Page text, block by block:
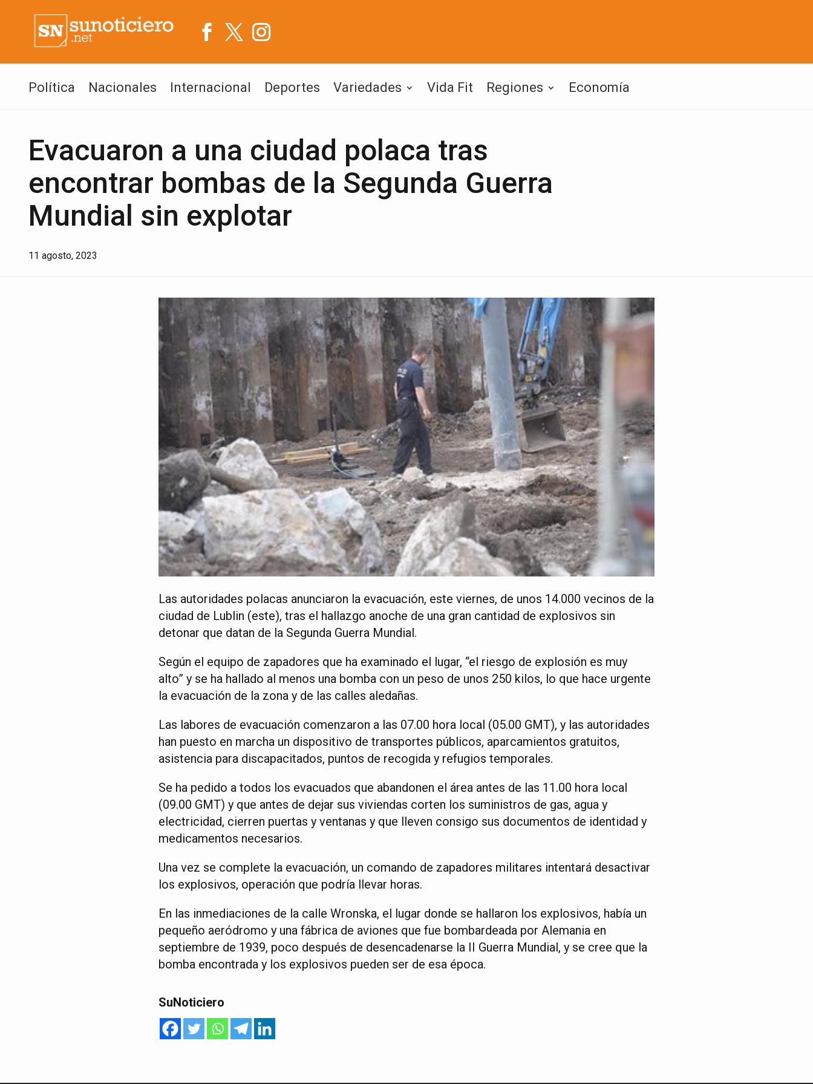
Política Nacionales Internacional Deportes Variedades Vida Fit Regiones Economía
Evacuaron a una ciudad polaca tras
encontrar bombas de la Segunda Guerra
Mundial sin explotar
11 agosto, 2023
Las autoridades polacas anunciaron la evacuación, este viernes, de unos 14.000 vecinos de la
ciudad de Lublin (este), tras el hallazgo anoche de una gran cantidad de explosivos sin
detonar que datan de la Segunda Guerra Mundial.
Según el equipo de zapadores que ha examinado el lugar, “el riesgo de explosión es muy
alto” y se ha hallado al menos una bomba con un peso de unos 250 kilos, lo que hace urgente
la evacuación de la zona y de las calles aledañas.
Las labores de evacuación comenzaron a las 07.00 hora local (05.00 GMT), y las autoridades
han puesto en marcha un dispositivo de transportes públicos, aparcamientos gratuitos,
asistencia para discapacitados, puntos de recogida y refugios temporales.
Se ha pedido a todos los evacuados que abandonen el área antes de las 11.00 hora local
(09.00 GMT) y que antes de dejar sus viviendas corten los suministros de gas, agua y
electricidad, cierren puertas y ventanas y que lleven consigo sus documentos de identidad y
medicamentos necesarios.
Una vez se complete la evacuación, un comando de zapadores militares intentará desactivar
los explosivos, operación que podría llevar horas.
En las inmediaciones de la calle Wronska, el lugar donde se hallaron los explosivos, había un
pequeño aeródromo y una fábrica de aviones que fue bombardeada por Alemania en
septiembre de 1939, poco después de desencadenarse la II Guerra Mundial, y se cree que la
bomba encontrada y los explosivos pueden ser de esa época.
SuNoticiero